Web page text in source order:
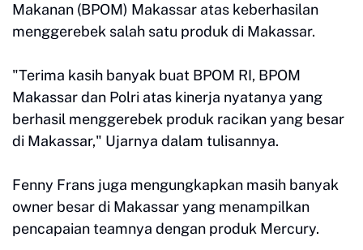
Makanan (BPOM) Makassar atas keberhasilan
menggerebek salah satu produk di Makassar.
"Terima kasih banyak buat BPOM RI, BPOM
Makassar dan Polri atas kinerja nyatanya yang
berhasil menggerebek produk racikan yang besar
di Makassar," Ujarnya dalam tulisannya.
Fenny Frans juga mengungkapkan masih banyak
owner besar di Makassar yang menampilkan
pencapaian teamnya dengan produk Mercury.